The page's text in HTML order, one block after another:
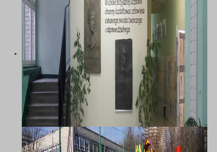
ODDZIAŁAMI INTEGRACYJNYMI IM.
MARII DĄBROWSKIEJ W
KATOWICACH